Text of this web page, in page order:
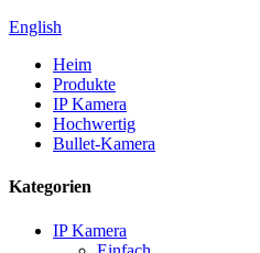
English
Heim
Produkte
IP Kamera
Hochwertig
Bullet-Kamera
Kategorien
IP Kamera